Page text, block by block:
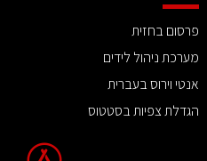
פרסום בחזית
מערכת ניהול לידים
אנטי וירוס בעברית
הגדלת צפיות בסטטוס